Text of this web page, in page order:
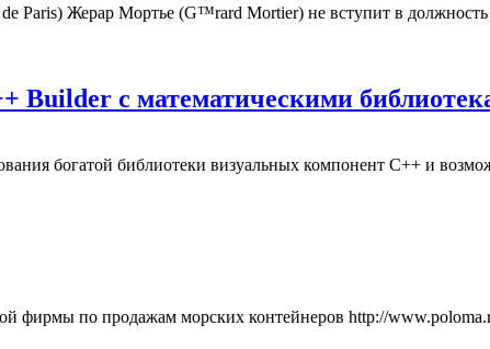
Paris) Жерар Мортье (G™rard Mortier) не вступит в
Builder с математическими
богатой библиотеки визуальных компонент C++ и
фирмы по продажам морских контейнеров http://